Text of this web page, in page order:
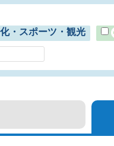
・スポーツ・観光